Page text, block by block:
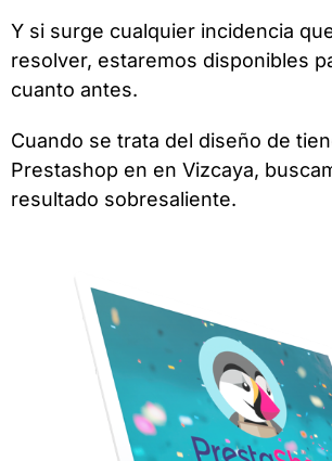
Y si surge cualquier incidencia
resolver, estaremos disponibles
cuanto antes.
Cuando se trata del diseño de
Prestashop en en Vizcaya,
resultado sobresaliente.